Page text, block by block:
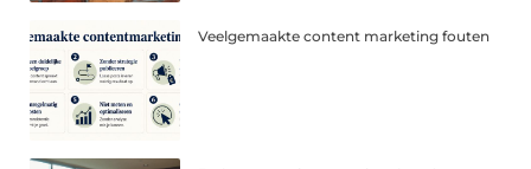
Veelgemaakte content marketing fouten